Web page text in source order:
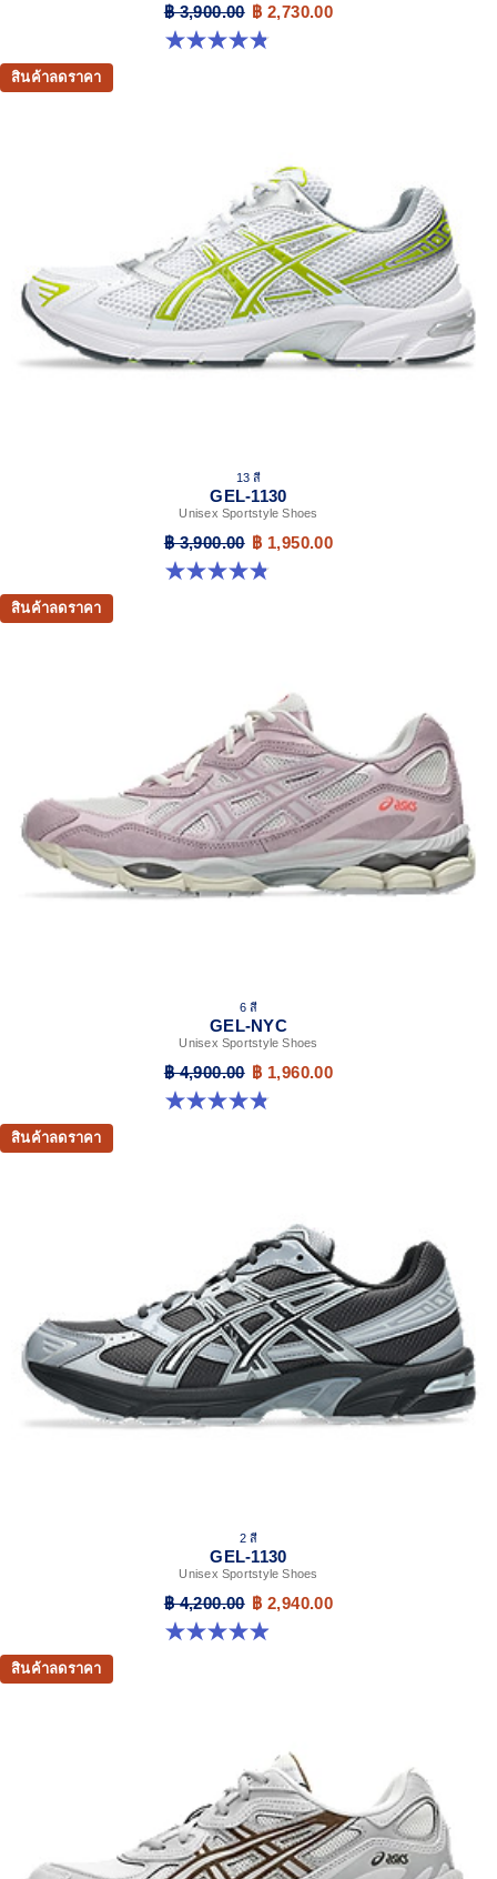
฿ 3,900.00 ฿ 2,730.00
4.8 จาก 5 ดาว 398 รีวิว
สินค้าลดราคา
13 สี
GEL-1130
Unisex Sportstyle Shoes
฿ 3,900.00 ฿ 1,950.00
4.8 จาก 5 ดาว 398 รีวิว
สินค้าลดราคา
6 สี
GEL-NYC
Unisex Sportstyle Shoes
฿ 4,900.00 ฿ 1,960.00
4.8 จาก 5 ดาว 1672 รีวิว
สินค้าลดราคา
2 สี
GEL-1130
Unisex Sportstyle Shoes
฿ 4,200.00 ฿ 2,940.00
4.9 จาก 5 ดาว 27 รีวิว
สินค้าลดราคา